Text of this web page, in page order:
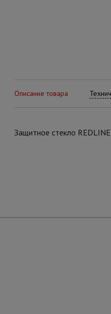
Описание товара
Защитное стекло